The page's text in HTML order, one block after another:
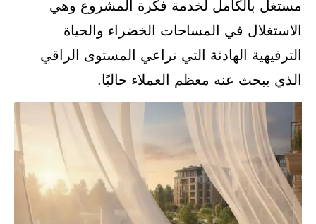
مستغل بالكامل لخدمة فكرة المشروع وهي
الاستغلال في المساحات الخضراء والحياة
الترفيهية الهادئة التي تراعي المستوى الراقي
الذي يبحث عنه معظم العملاء حاليًا.